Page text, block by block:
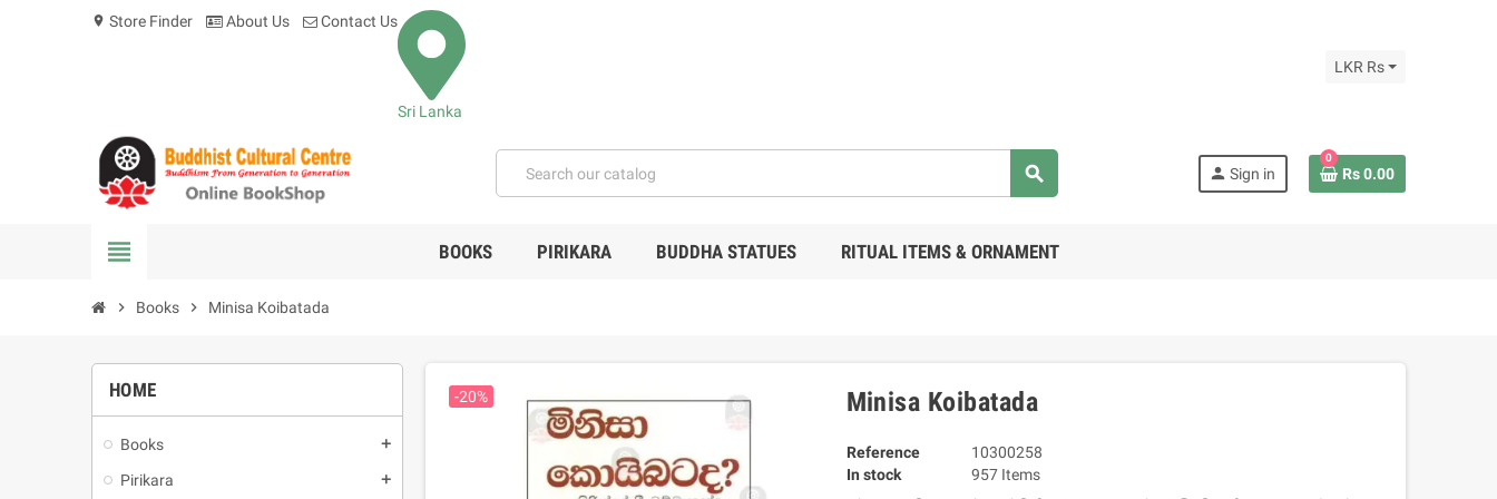
location_on Store Finder About Us Contact Us
Sri Lanka
LKR Rs
search person Sign in
0
Rs 0.00
view_headline BOOKS PIRIKARA BUDDHA STATUES RITUAL ITEMS & ORNAMENT
chevron_right Books chevron_right Minisa Koibatada
HOME
Books add
Pirikara add
-20% Minisa Koibatada
Reference
10300258
In stock
957 Items